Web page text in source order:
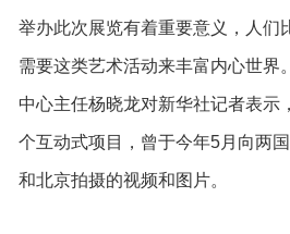
举办此次展览有着重要意义，人们
需要这类艺术活动来丰富内心
中心主任杨晓龙对新华社记者表示
个互动式项目，曾于今年5月向两
和北京拍摄的视频和图片。